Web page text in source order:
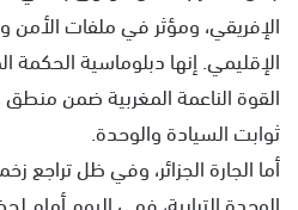
الإفريقي، ومؤثر في ملفات الأمن
الإقليمي. إنها دبلوماسية الحكمة
القوة الناعمة المغربية ضمن
ثوابت السيادة والوحدة.
أما الجارة الجزائر، وفي ظل تراجع
الوحدة الترابية، فهي اليوم أمام